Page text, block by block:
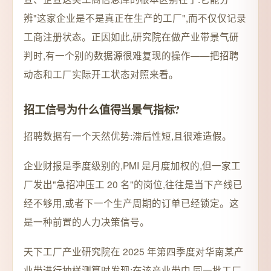
辨"这家企业是不是真正在生产的工厂",而不仅仅记录
工商注册状态。正因如此,研究院在做产业带景气研
判时,有一个别的数据源很难复现的操作——把招聘
动态和工厂实际开工状态对照来看。
招工信号为什么值得当景气指标?
招聘数据有一个天然优势:滞后性短,且很难造假。
企业财报是季度级别的,PMI 是月度加权的,但一家工
厂发出"急招冲压工 20 名"的岗位,往往是当下产线已
经不够用,或者下一个生产周期的订单已经锁定。这
是一种前置的人力决策信号。
天下工厂产业研究院在 2025 年第四季度对华南某产